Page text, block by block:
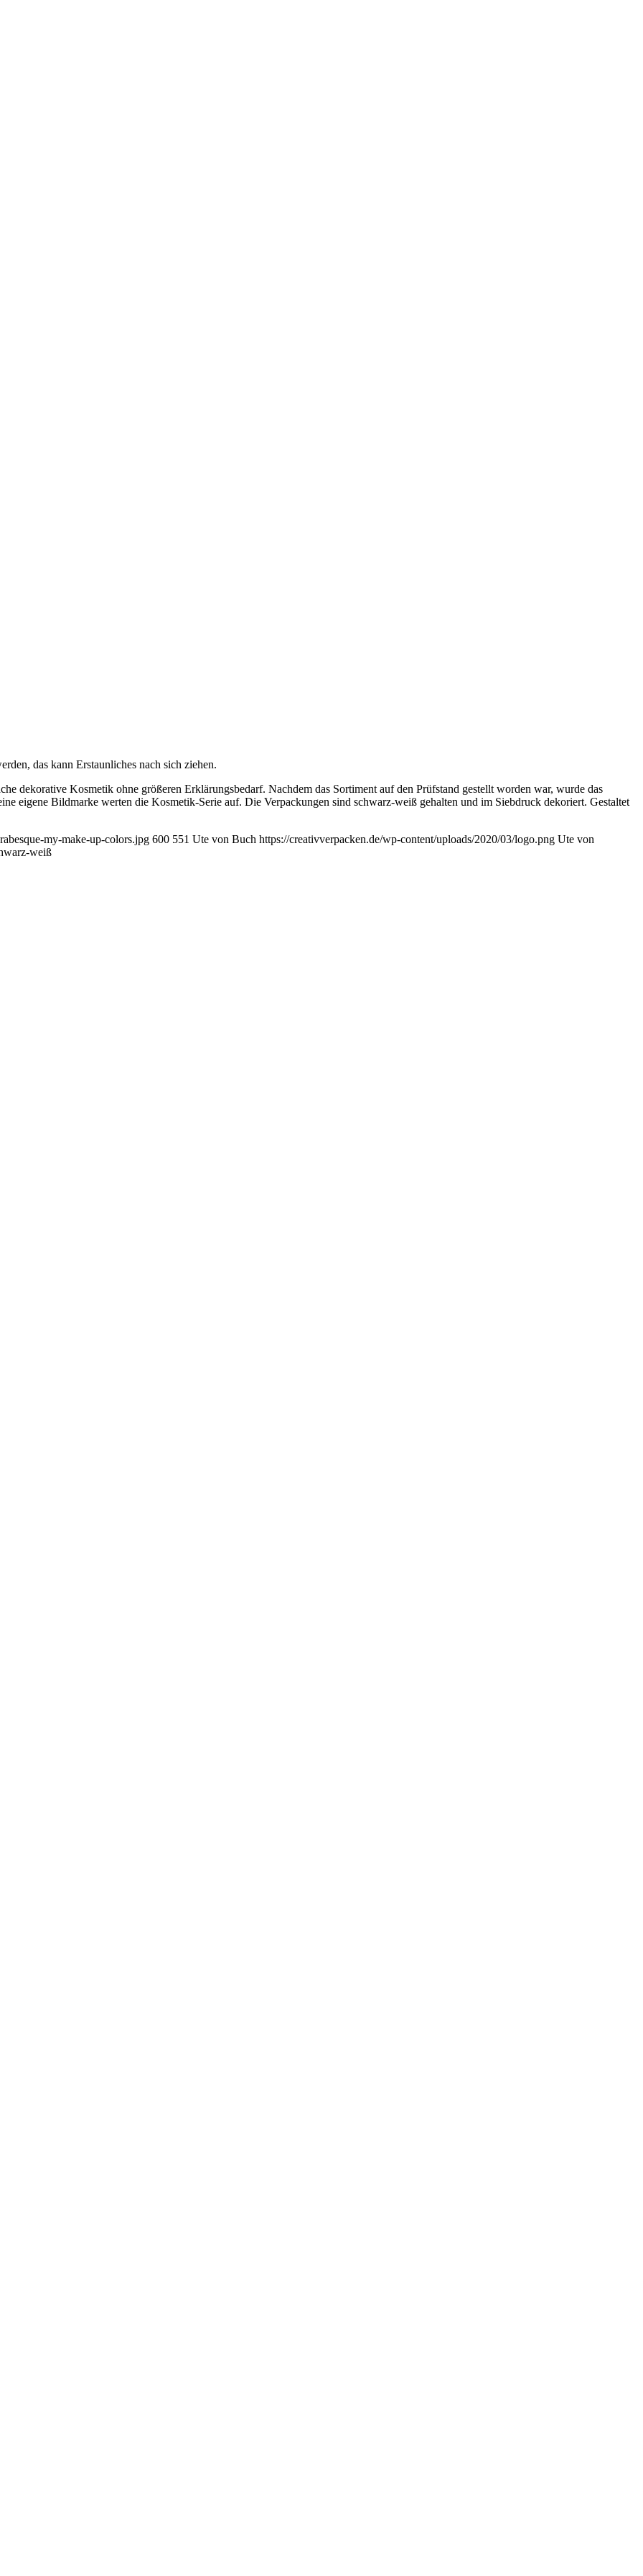
das kann Erstaunliches nach sich ziehen.
dekorative Kosmetik ohne größeren Erklärungsbedarf. Nachdem das Sortiment auf den Prüfstand gestellt worden war, wurde das
eigene Bildmarke werten die Kosmetik-Serie auf. Die Verpackungen sind schwarz-weiß gehalten und im Siebdruck dekoriert. Gestaltet
my-make-up-colors.jpg 600 551 Ute von Buch https://creativverpacken.de/wp-content/uploads/2020/03/logo.png Ute von
weiß